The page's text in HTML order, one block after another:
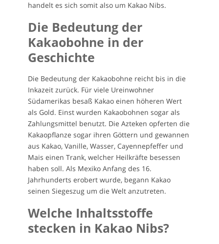
handelt es sich somit also um Kakao Nibs.
Die Bedeutung der
Kakaobohne in der
Geschichte
Die Bedeutung der Kakaobohne reicht bis in die
Inkazeit zurück. Für viele Ureinwohner
Südamerikas besaß Kakao einen höheren Wert
als Gold. Einst wurden Kakaobohnen sogar als
Zahlungsmittel benutzt. Die Azteken opferten die
Kakaopflanze sogar ihren Göttern und gewannen
aus Kakao, Vanille, Wasser, Cayennepfeffer und
Mais einen Trank, welcher Heilkräfte besessen
haben soll. Als Mexiko Anfang des 16.
Jahrhunderts erobert wurde, begann Kakao
seinen Siegeszug um die Welt anzutreten.
Welche Inhaltsstoffe
stecken in Kakao Nibs?